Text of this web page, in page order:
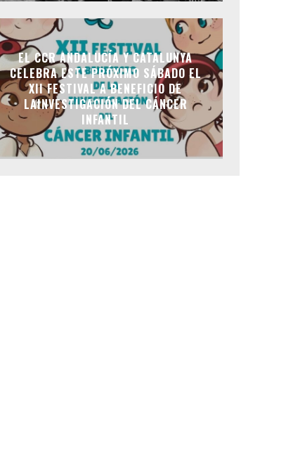
EL CCR ANDALUCÍA Y CATALUNYA
CELEBRA ESTE PRÓXIMO SÁBADO EL
XII FESTIVAL A BENEFICIO DE
LAINVESTIGACIÓN DEL CÁNCER
INFANTIL